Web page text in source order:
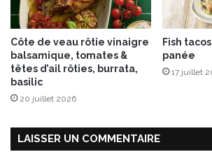
c
h
o
u
-
r
Côte de veau rôtie vinaigre
balsamique, tomates &
têtes d’ail rôties, burrata,
basilic
20 juillet 2026
Fish
panée
17 juillet
LAISSER UN COMMENTAIRE